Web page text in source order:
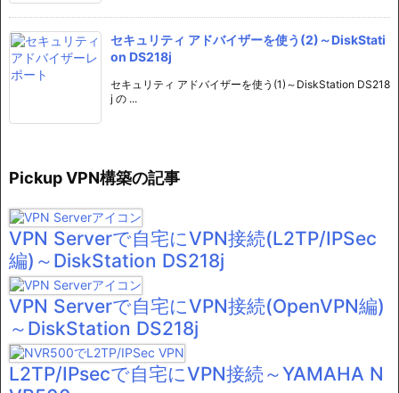
セキュリティ アドバイザーを使う(2)～DiskStati
on DS218j
セキュリティ アドバイザーを使う(1)～DiskStation DS218
j の ...
Pickup VPN構築の記事
VPN Serverで自宅にVPN接続(L2TP/IPSec
編)～DiskStation DS218j
VPN Serverで自宅にVPN接続(OpenVPN編)
～DiskStation DS218j
L2TP/IPsecで自宅にVPN接続～YAMAHA N